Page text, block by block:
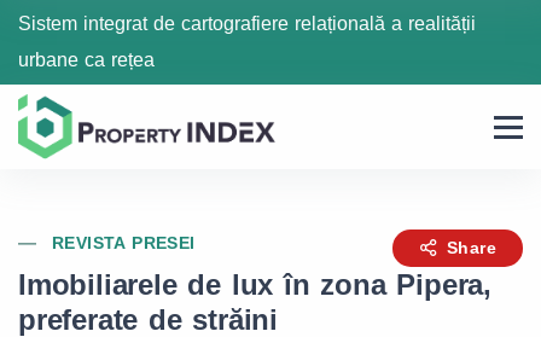
Sistem integrat de cartografiere relațională a realității
urbane ca rețea
REVISTA PRESEI Share
Imobiliarele de lux în zona Pipera,
preferate de străini